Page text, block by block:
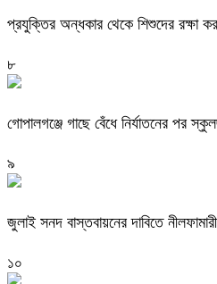
প্রযুক্তির অন্ধকার থেকে শিশুদের রক্ষা
৮
গোপালগঞ্জে গাছে বেঁধে নির্যাতনের পর
৯
জুলাই সনদ বাস্তবায়নের দাবিতে
১০